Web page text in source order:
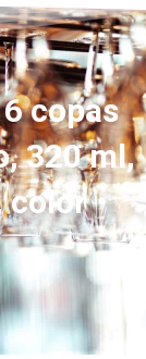
copas
320 ml,
color